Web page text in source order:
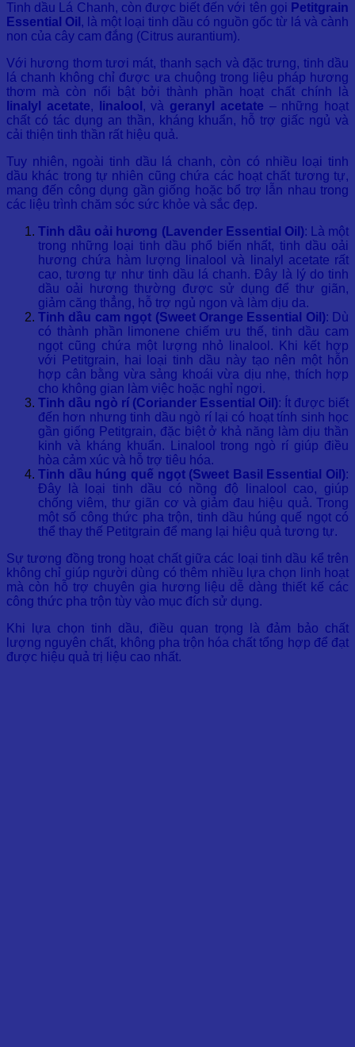
Tinh dầu Lá Chanh, còn được biết đến với tên gọi Petitgrain
Essential Oil , là một loại tinh dầu có nguồn gốc từ lá và cành
non của cây cam đắng (Citrus aurantium).
Với hương thơm tươi mát, thanh sạch và đặc trưng, tinh dầu
lá chanh không chỉ được ưa chuộng trong liệu pháp hương
thơm mà còn nổi bật bởi thành phần hoạt chất chính là
linalyl acetate, linalool , và geranyl acetate – những hoạt
chất có tác dụng an thần, kháng khuẩn, hỗ trợ giấc ngủ và
cải thiện tinh thần rất hiệu quả.
Tuy nhiên, ngoài tinh dầu lá chanh, còn có nhiều loại tinh
dầu khác trong tự nhiên cũng chứa các hoạt chất tương tự,
mang đến công dụng gần giống hoặc bổ trợ lẫn nhau trong
các liệu trình chăm sóc sức khỏe và sắc đẹp.
Tinh dầu oải hương (Lavender Essential Oil): Là một
trong những loại tinh dầu phổ biến nhất, tinh dầu oải
hương chứa hàm lượng linalool và linalyl acetate rất
cao, tương tự như tinh dầu lá chanh. Đây là lý do tinh
dầu oải hương thường được sử dụng để thư giãn,
giảm căng thẳng, hỗ trợ ngủ ngon và làm dịu da.
Tinh dầu cam ngọt (Sweet Orange Essential Oil): Dù
có thành phần limonene chiếm ưu thế, tinh dầu cam
ngọt cũng chứa một lượng nhỏ linalool. Khi kết hợp
với Petitgrain, hai loại tinh dầu này tạo nên một hỗn
hợp cân bằng vừa sảng khoái vừa dịu nhẹ, thích hợp
cho không gian làm việc hoặc nghỉ ngơi.
Tinh dầu ngò rí (Coriander Essential Oil): Ít được biết
đến hơn nhưng tinh dầu ngò rí lại có hoạt tính sinh học
gần giống Petitgrain, đặc biệt ở khả năng làm dịu thần
kinh và kháng khuẩn. Linalool trong ngò rí giúp điều
hòa cảm xúc và hỗ trợ tiêu hóa.
Tinh dầu húng quế ngọt (Sweet Basil Essential Oil):
Đây là loại tinh dầu có nồng độ linalool cao, giúp
chống viêm, thư giãn cơ và giảm đau hiệu quả. Trong
một số công thức pha trộn, tinh dầu húng quế ngọt có
thể thay thế Petitgrain để mang lại hiệu quả tương tự.
Sự tương đồng trong hoạt chất giữa các loại tinh dầu kể trên
không chỉ giúp người dùng có thêm nhiều lựa chọn linh hoạt
mà còn hỗ trợ chuyên gia hương liệu dễ dàng thiết kế các
công thức pha trộn tùy vào mục đích sử dụng.
Khi lựa chọn tinh dầu, điều quan trọng là đảm bảo chất
lượng nguyên chất, không pha trộn hóa chất tổng hợp để đạt
được hiệu quả trị liệu cao nhất.